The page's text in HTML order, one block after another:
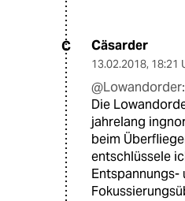
C Cäsarder
13.02.2018, 18:21
@Lowandorder:
Die
jahrelang
beim
entschlüssele
Entspannungs-